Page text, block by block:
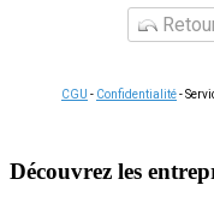
CGU - Confidentialité-
Découvrez les